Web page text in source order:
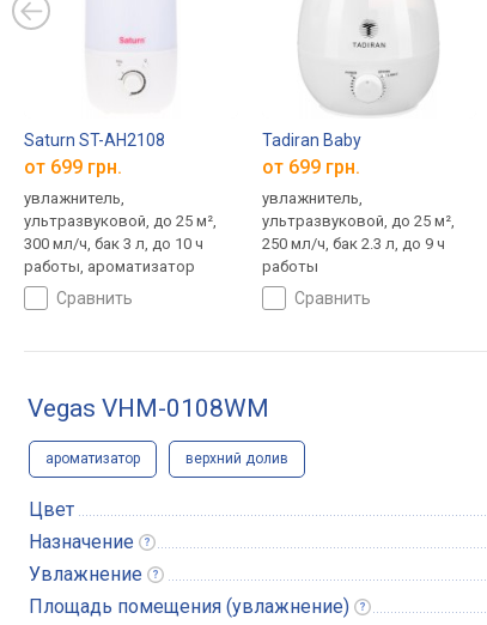
Saturn ST-AH2108
от 699 грн.
увлажнитель,
ультразвуковой, до 25 м²,
300 мл/ч, бак 3 л, до 10 ч
работы, ароматизатор
сравнить
Tadiran Baby
от 699 грн.
увлажнитель,
ультразвуковой, до 25 м²,
250 мл/ч, бак 2.3 л, до 9 ч
работы
сравнить
Vegas VHM-0108WM
ароматизатор верхний долив
Цвет
Назначение
Увлажнение
Площадь помещения (увлажнение)